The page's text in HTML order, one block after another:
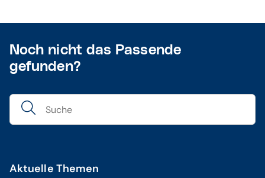
Noch nicht das Passende
gefunden?
Aktuelle Themen